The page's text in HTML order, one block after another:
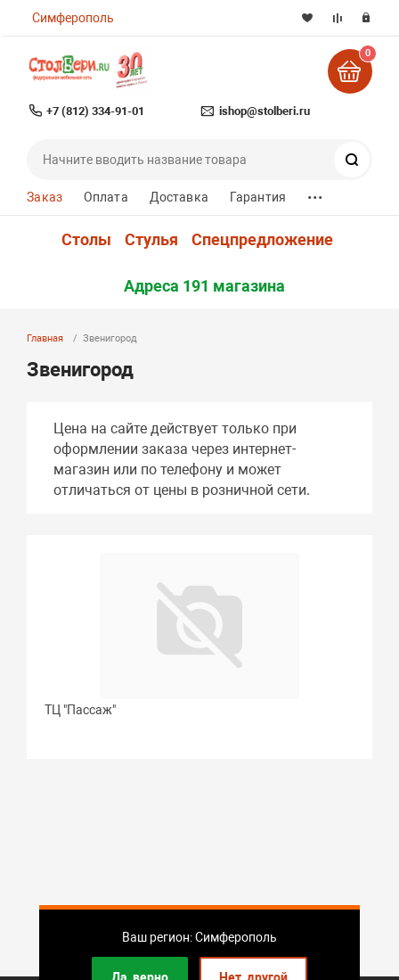
Симферополь
Ваш регион: Симферополь
Да, верно Нет, другой
+7 (812) 334-91-01 ishop@stolberi.ru
0
Заказ Оплата Доставка Гарантия ...
Столы Стулья Спецпредложение
Адреса 191 магазина
Главная Звенигород
Звенигород
Цена на сайте действует только при
оформлении заказа через интернет-
магазин или по телефону и может
отличаться от цены в розничной сети.
ТЦ "Пассаж"